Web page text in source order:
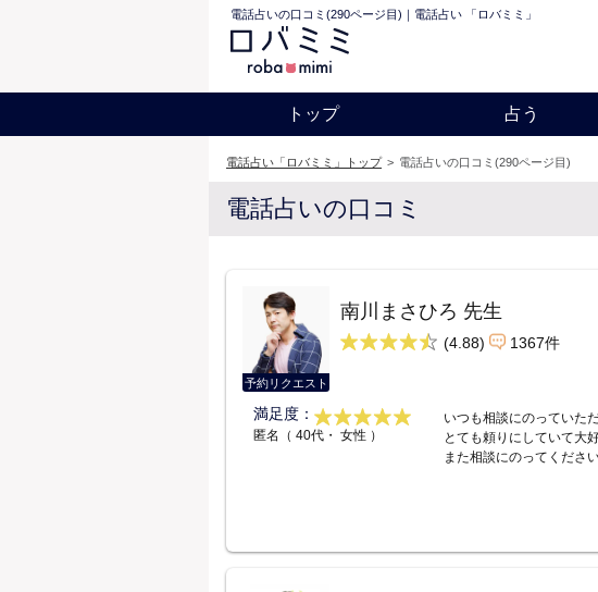
電話占いの口コミ(290ページ目)｜電話占い 「ロバミミ」
トップ 占う
電話占い「ロバミミ」トップ > 電話占いの口コミ(290ページ目)
電話占いの口コミ
予約リクエスト
南川まさひろ 先生
(4.88) 1367件
満足度：
匿名（ 40代・ 女性 ）
いつも相談にのっていた
とても頼りにしていて大
また相談にのってくださ